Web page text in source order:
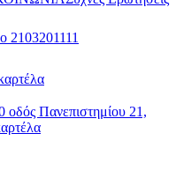
2103201111
οδός Πανεπιστημίου 21,